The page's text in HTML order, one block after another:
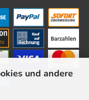
und andere